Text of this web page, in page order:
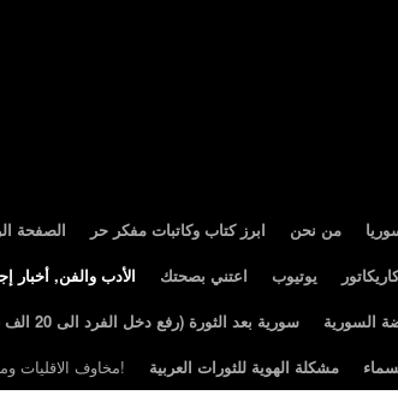
الصفحة ابرز كتاب وكاتبات مفكر حر من نحن
الأدب والفن, أخبار
اعتني بصحتك يوتيوب كاريكاتور
سورية بعد الثورة (رفع دخل الفرد الى 20 الف دولار)؟
السورية
مخاوف الاقليات ومعالجتها!
مشكلة الهوية للثورات العربية